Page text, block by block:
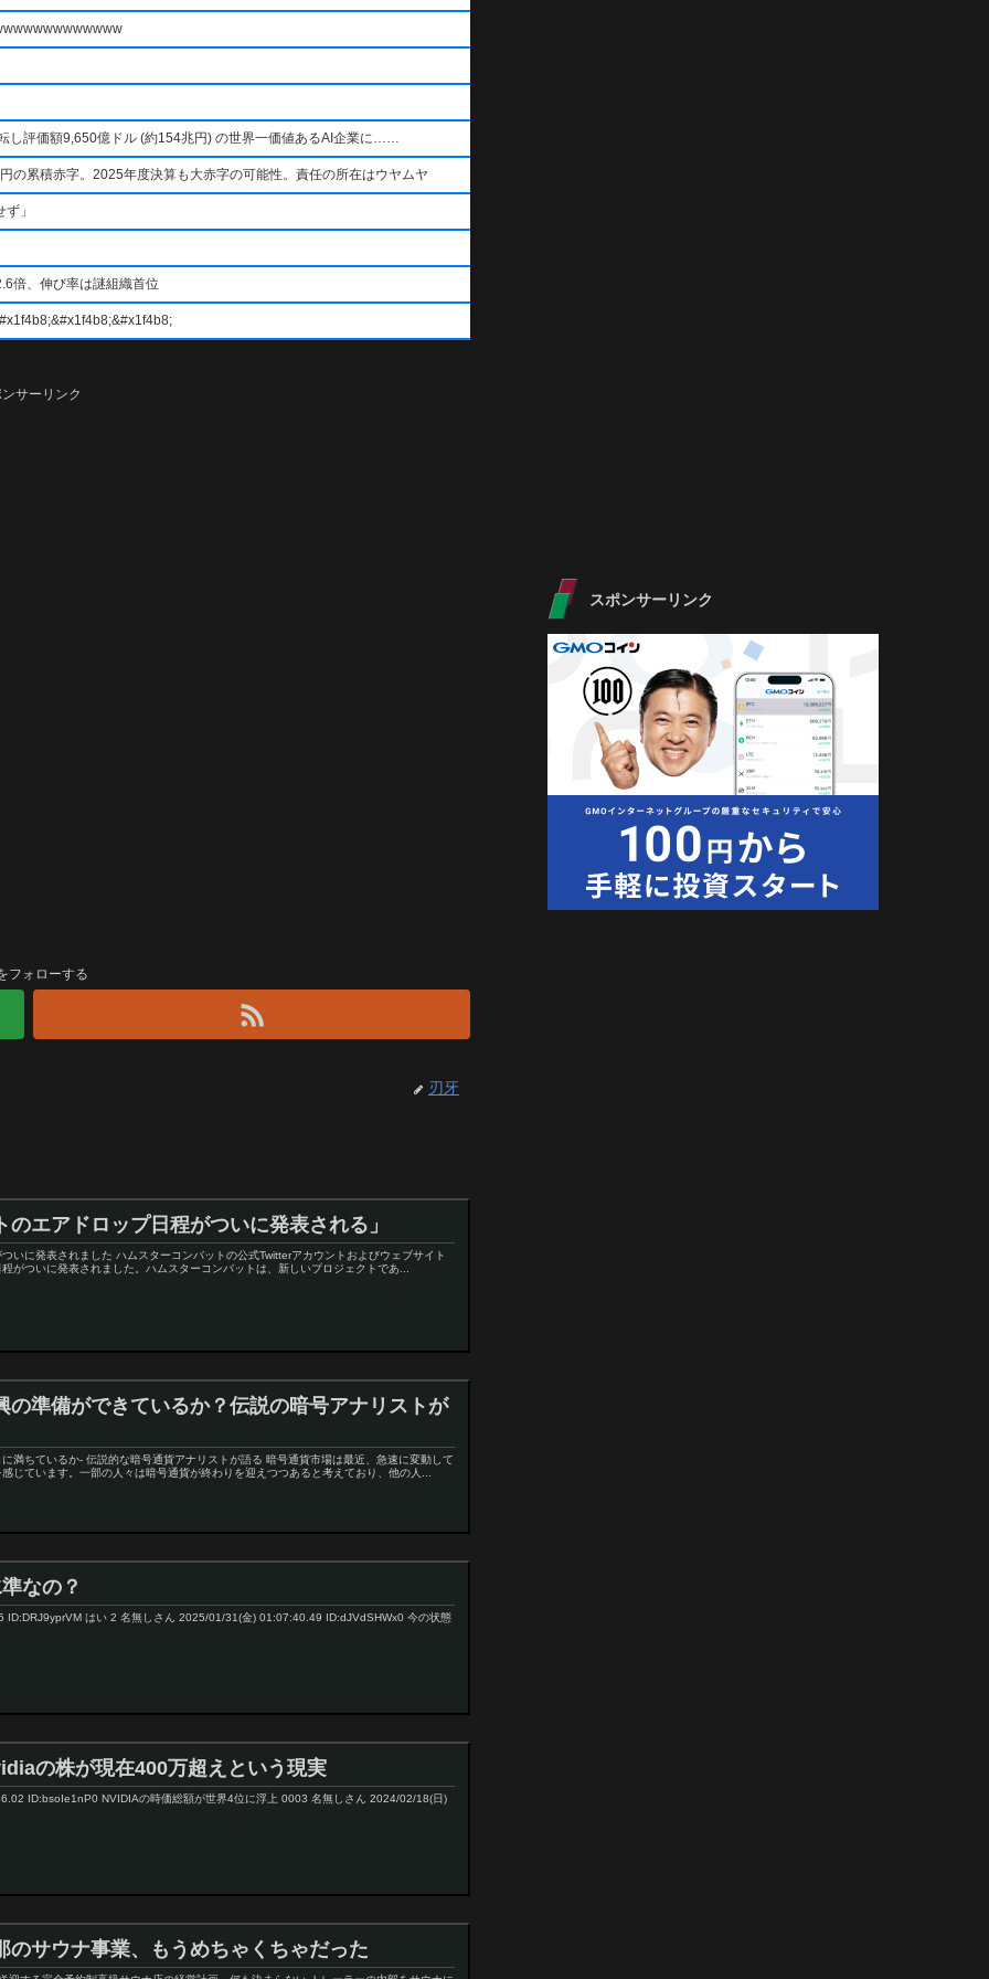
し評価額9,650億ドル (約154兆円) の世界一価値あるAI企業に……
の累積赤字。2025年度決算も大赤字の可能性。責任の所在はウヤムヤ
」
倍、伸び率は謎組織首位
サーリンク
フォローする
刃牙
エアドロップ日程がついに発表される」
いに発表されました ハムスターコンバットの公式Twitterアカウントおよびウェブサイト
がついに発表されました。ハムスターコンバットは、新しいプロジェクトであ...
の準備ができているか？伝説の暗号アナリストが
満ちているか- 伝説的な暗号通貨アナリストが語る 暗号通貨市場は最近、急速に変動して
じています。一部の人々は暗号通貨が終わりを迎えつつあると考えており、他の人...
なの？
はい 2 名無しさん 2025/01/31(金) 01:07:40.49 ID:dJVdSHWx0 今の状態
の株が現在400万超えという現実
ID:bsoIe1nP0 NVIDIAの時価総額が世界4位に浮上 0003 名無しさん 2024/02/18(日)
のサウナ事業、もうめちゃくちゃだった
スポンサーリンク